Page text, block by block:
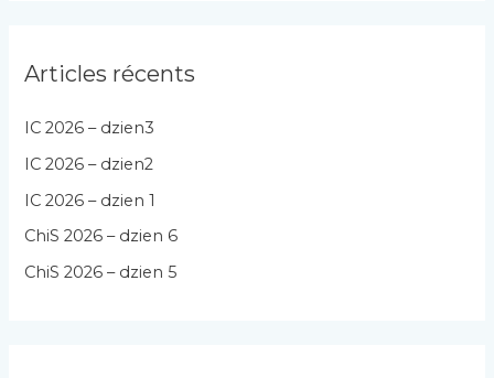
Articles récents
IC 2026 – dzien3
IC 2026 – dzien2
IC 2026 – dzien 1
ChiS 2026 – dzien 6
ChiS 2026 – dzien 5